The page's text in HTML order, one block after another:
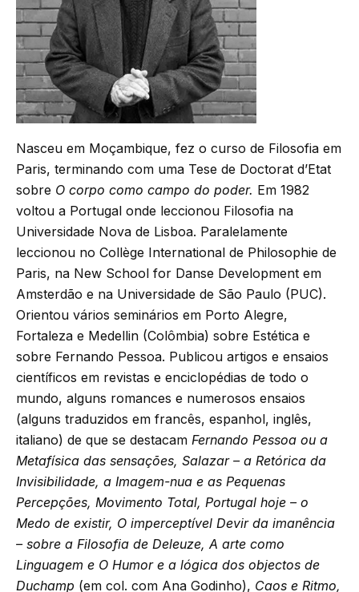
Nasceu em Moçambique, fez o curso de Filosofia em
Paris, terminando com uma Tese de Doctorat d’Etat
sobre O corpo como campo do poder. Em 1982
voltou a Portugal onde leccionou Filosofia na
Universidade Nova de Lisboa. Paralelamente
leccionou no Collège International de Philosophie de
Paris, na New School for Danse Development em
Amsterdão e na Universidade de São Paulo (PUC).
Orientou vários seminários em Porto Alegre,
Fortaleza e Medellin (Colômbia) sobre Estética e
sobre Fernando Pessoa. Publicou artigos e ensaios
científicos em revistas e enciclopédias de todo o
mundo, alguns romances e numerosos ensaios
(alguns traduzidos em francês, espanhol, inglês,
italiano) de que se destacam Fernando Pessoa ou a
Metafísica das sensações, Salazar – a Retórica da
Invisibilidade, a Imagem-nua e as Pequenas
Percepções, Movimento Total, Portugal hoje – o
Medo de existir, O imperceptível Devir da imanência
– sobre a Filosofia de Deleuze, A arte como
Linguagem e O Humor e a lógica dos objectos de
Duchamp (em col. com Ana Godinho), Caos e Ritmo,